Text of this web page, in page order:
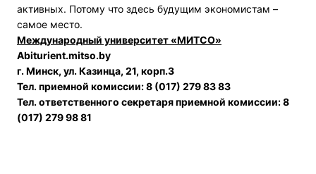
активных. Потому что здесь будущим экономистам –
самое место.
Международный университет «МИТСО»
Abiturient.mitso.by
г. Минск, ул. Казинца, 21, корп.3
Тел. приемной комиссии: 8 (017) 279 83 83
Тел. ответственного секретаря приемной комиссии: 8
(017) 279 98 81